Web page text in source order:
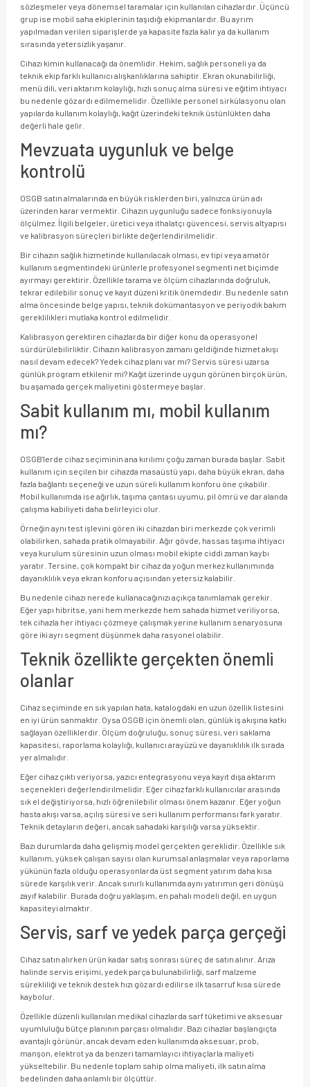
sözleşmeler veya dönemsel taramalar için kullanılan cihazlardır. Üçüncü
grup ise mobil saha ekiplerinin taşıdığı ekipmanlardır. Bu ayrım
yapılmadan verilen siparişlerde ya kapasite fazla kalır ya da kullanım
sırasında yetersizlik yaşanır.
Cihazı kimin kullanacağı da önemlidir. Hekim, sağlık personeli ya da
teknik ekip farklı kullanıcı alışkanlıklarına sahiptir. Ekran okunabilirliği,
menü dili, veri aktarım kolaylığı, hızlı sonuç alma süresi ve eğitim ihtiyacı
bu nedenle göz ardı edilmemelidir. Özellikle personel sirkülasyonu olan
yapılarda kullanım kolaylığı, kağıt üzerindeki teknik üstünlükten daha
değerli hale gelir.
Mevzuata uygunluk ve belge
kontrolü
OSGB satın almalarında en büyük risklerden biri, yalnızca ürün adı
üzerinden karar vermektir. Cihazın uygunluğu sadece fonksiyonuyla
ölçülmez. İlgili belgeler, üretici veya ithalatçı güvencesi, servis altyapısı
ve kalibrasyon süreçleri birlikte değerlendirilmelidir.
Bir cihazın sağlık hizmetinde kullanılacak olması, ev tipi veya amatör
kullanım segmentindeki ürünlerle profesyonel segmenti net biçimde
ayırmayı gerektirir. Özellikle tarama ve ölçüm cihazlarında doğruluk,
tekrar edilebilir sonuç ve kayıt düzeni kritik önemdedir. Bu nedenle satın
alma öncesinde belge yapısı, teknik dokümantasyon ve periyodik bakım
gereklilikleri mutlaka kontrol edilmelidir.
Kalibrasyon gerektiren cihazlarda bir diğer konu da operasyonel
sürdürülebilirliktir. Cihazın kalibrasyon zamanı geldiğinde hizmet akışı
nasıl devam edecek? Yedek cihaz planı var mı? Servis süresi uzarsa
günlük program etkilenir mi? Kağıt üzerinde uygun görünen birçok ürün,
bu aşamada gerçek maliyetini göstermeye başlar.
Sabit kullanım mı, mobil kullanım
mı?
OSGB'lerde cihaz seçiminin ana kırılımı çoğu zaman burada başlar. Sabit
kullanım için seçilen bir cihazda masaüstü yapı, daha büyük ekran, daha
fazla bağlantı seçeneği ve uzun süreli kullanım konforu öne çıkabilir.
Mobil kullanımda ise ağırlık, taşıma çantası uyumu, pil ömrü ve dar alanda
çalışma kabiliyeti daha belirleyici olur.
Örneğin aynı test işlevini gören iki cihazdan biri merkezde çok verimli
olabilirken, sahada pratik olmayabilir. Ağır gövde, hassas taşıma ihtiyacı
veya kurulum süresinin uzun olması mobil ekipte ciddi zaman kaybı
yaratır. Tersine, çok kompakt bir cihaz da yoğun merkez kullanımında
dayanıklılık veya ekran konforu açısından yetersiz kalabilir.
Bu nedenle cihazı nerede kullanacağınızı açıkça tanımlamak gerekir.
Eğer yapı hibritse, yani hem merkezde hem sahada hizmet veriliyorsa,
tek cihazla her ihtiyacı çözmeye çalışmak yerine kullanım senaryosuna
göre iki ayrı segment düşünmek daha rasyonel olabilir.
Teknik özellikte gerçekten önemli
olanlar
Cihaz seçiminde en sık yapılan hata, katalogdaki en uzun özellik listesini
en iyi ürün sanmaktır. Oysa OSGB için önemli olan, günlük iş akışına katkı
sağlayan özelliklerdir. Ölçüm doğruluğu, sonuç süresi, veri saklama
kapasitesi, raporlama kolaylığı, kullanıcı arayüzü ve dayanıklılık ilk sırada
yer almalıdır.
Eğer cihaz çıktı veriyorsa, yazıcı entegrasyonu veya kayıt dışa aktarım
seçenekleri değerlendirilmelidir. Eğer cihaz farklı kullanıcılar arasında
sık el değiştiriyorsa, hızlı öğrenilebilir olması önem kazanır. Eğer yoğun
hasta akışı varsa, açılış süresi ve seri kullanım performansı fark yaratır.
Teknik detayların değeri, ancak sahadaki karşılığı varsa yüksektir.
Bazı durumlarda daha gelişmiş model gerçekten gereklidir. Özellikle sık
kullanım, yüksek çalışan sayısı olan kurumsal anlaşmalar veya raporlama
yükünün fazla olduğu operasyonlarda üst segment yatırım daha kısa
sürede karşılık verir. Ancak sınırlı kullanımda aynı yatırımın geri dönüşü
zayıf kalabilir. Burada doğru yaklaşım, en pahalı modeli değil, en uygun
kapasiteyi almaktır.
Servis, sarf ve yedek parça gerçeği
Cihaz satın alırken ürün kadar satış sonrası süreç de satın alınır. Arıza
halinde servis erişimi, yedek parça bulunabilirliği, sarf malzeme
sürekliliği ve teknik destek hızı göz ardı edilirse ilk tasarruf kısa sürede
kaybolur.
Özellikle düzenli kullanılan medikal cihazlarda sarf tüketimi ve aksesuar
uyumluluğu bütçe planının parçası olmalıdır. Bazı cihazlar başlangıçta
avantajlı görünür, ancak devam eden kullanımda aksesuar, prob,
manşon, elektrot ya da benzeri tamamlayıcı ihtiyaçlarla maliyeti
yükseltebilir. Bu nedenle toplam sahip olma maliyeti, ilk satın alma
bedelinden daha anlamlı bir ölçüttür.